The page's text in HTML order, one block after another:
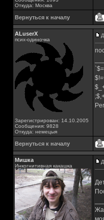
Откуда: Москва
Вернуться к началу
ALuserX
псих-одиночка
Зарегистрирован: 14.10.2005
Сообщения: 9828
Откуда: немецыя
Вернуться к началу
Мишка
Инкогнитивная какашка